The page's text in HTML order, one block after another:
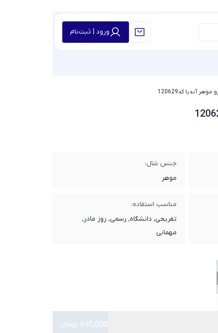
ورود | ثبت‌نام
آندیا کد120629
جنس شال:
موهر
مناسب استفاده:
تفریحی, دانشگاه, رسمی, روز مادر,
مهمانی
695,000 تومانء